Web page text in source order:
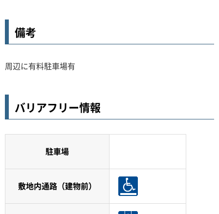
備考
周辺に有料駐車場有
バリアフリー情報
駐車場
敷地内通路（建物前）